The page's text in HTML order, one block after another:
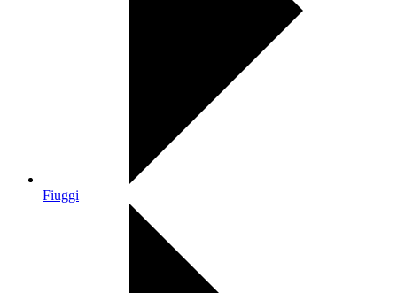
Fiuggi